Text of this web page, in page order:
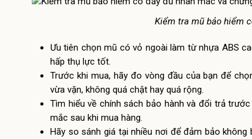
Kiểm tra mũ bảo hiểm
Ưu tiên chọn mũ có vỏ ngoài làm từ nhựa ABS
hấp thụ lực tốt.
Trước khi mua, hãy đo vòng đầu của bạn để
vừa vặn, không quá chật hay quá rộng.
Tìm hiểu về chính sách bảo hành và đổi trả
mắc sau khi mua hàng.
Hãy so sánh giá tại nhiều nơi để đảm bảo